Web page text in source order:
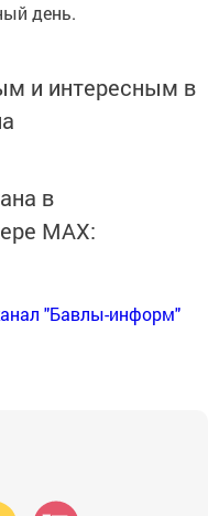
день.
и интересным в
в
MАХ:
"Бавлы-информ"